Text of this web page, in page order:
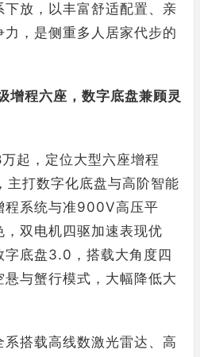
放，以丰富舒适配置、亲
，是侧重多人居家代步的
增程六座，数字底盘兼顾灵
起，定位大型六座增程
主打数字化底盘与高阶智能
程系统与准900V高压平
双电机四驱加速表现优
字底盘3.0，搭载大角度四
与蟹行模式，大幅降低大
搭载高线数激光雷达、高